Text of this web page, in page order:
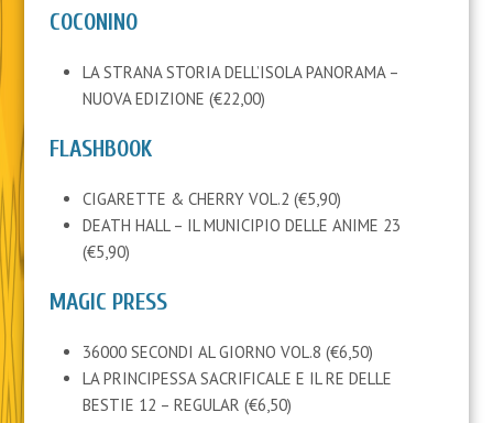
COCONINO
LA STRANA STORIA DELL’ISOLA PANORAMA –
NUOVA EDIZIONE (€22,00)
FLASHBOOK
CIGARETTE & CHERRY VOL.2 (€5,90)
DEATH HALL – IL MUNICIPIO DELLE ANIME 23
(€5,90)
MAGIC PRESS
36000 SECONDI AL GIORNO VOL.8 (€6,50)
LA PRINCIPESSA SACRIFICALE E IL RE DELLE
BESTIE 12 – REGULAR (€6,50)